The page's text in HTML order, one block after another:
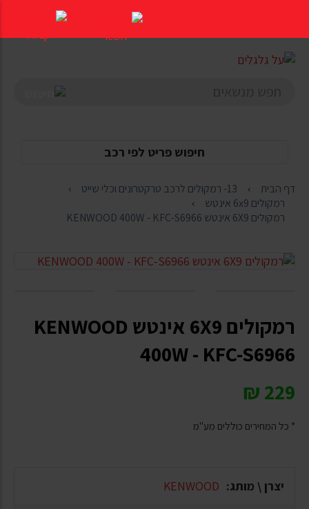
העמוד
חיפוש פריט לפי רכב
דף הבית
13- רמקולים לרכב טרקטרונים וכלי שייט
רמקולים 6x9 אינטש
רמקולים 6X9 אינטש KENWOOD 400W - KFC-S6966
רמקולים 6X9 אינטש KENWOOD
400W - KFC-S6966
229
₪
* כל המחירים כוללים מע"מ
יצרן \ מותג: KENWOOD